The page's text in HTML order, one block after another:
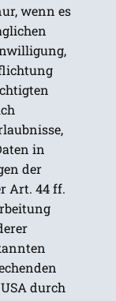
wenn es
in
der
Art. 44 ff.
durch